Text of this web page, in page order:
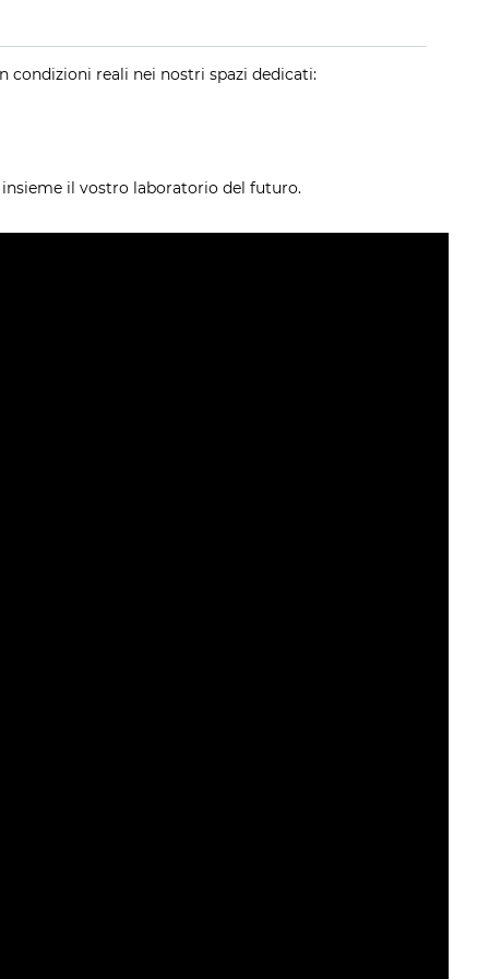
condizioni reali nei nostri spazi dedicati:
il vostro laboratorio del futuro.